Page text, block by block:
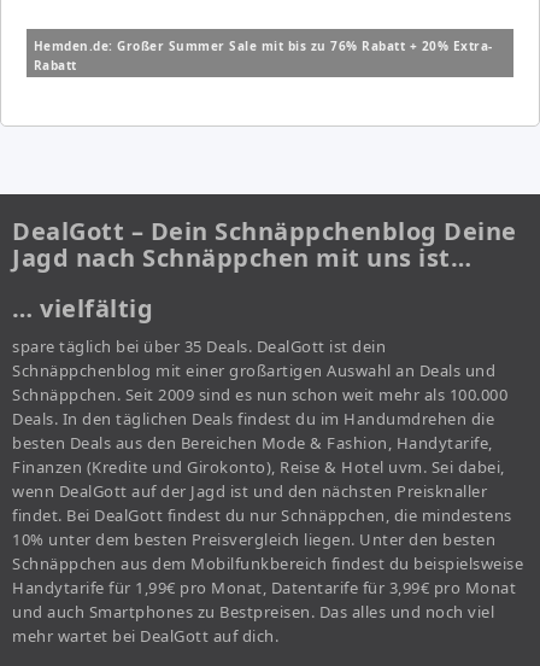
Hemden.de: Großer Summer Sale mit bis zu 76% Rabatt + 20% Extra-
Rabatt
DealGott – Dein Schnäppchenblog Deine
Jagd nach Schnäppchen mit uns ist…
… vielfältig
spare täglich bei über 35 Deals. DealGott ist dein
Schnäppchenblog mit einer großartigen Auswahl an Deals und
Schnäppchen. Seit 2009 sind es nun schon weit mehr als 100.000
Deals. In den täglichen Deals findest du im Handumdrehen die
besten Deals aus den Bereichen Mode & Fashion, Handytarife,
Finanzen (Kredite und Girokonto), Reise & Hotel uvm. Sei dabei,
wenn DealGott auf der Jagd ist und den nächsten Preisknaller
findet. Bei DealGott findest du nur Schnäppchen, die mindestens
10% unter dem besten Preisvergleich liegen. Unter den besten
Schnäppchen aus dem Mobilfunkbereich findest du beispielsweise
Handytarife für 1,99€ pro Monat, Datentarife für 3,99€ pro Monat
und auch Smartphones zu Bestpreisen. Das alles und noch viel
mehr wartet bei DealGott auf dich.